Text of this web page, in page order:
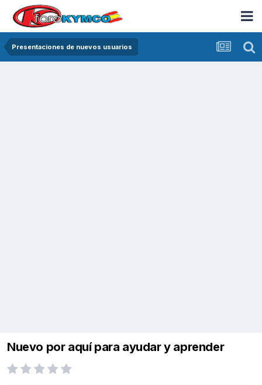
Presentaciones de nuevos usuarios
Nuevo por aquí para ayudar y aprender